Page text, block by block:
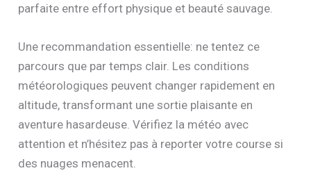
parfaite entre effort physique et beauté sauvage.
Une recommandation essentielle: ne tentez ce
parcours que par temps clair. Les conditions
météorologiques peuvent changer rapidement en
altitude, transformant une sortie plaisante en
aventure hasardeuse. Vérifiez la météo avec
attention et n’hésitez pas à reporter votre course si
des nuages menacent.